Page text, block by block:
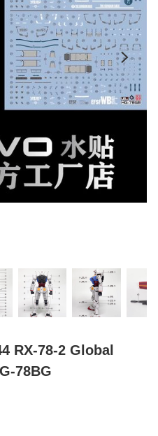
RX-78-2 Global
78BG